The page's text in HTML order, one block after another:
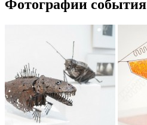
Фотографии события